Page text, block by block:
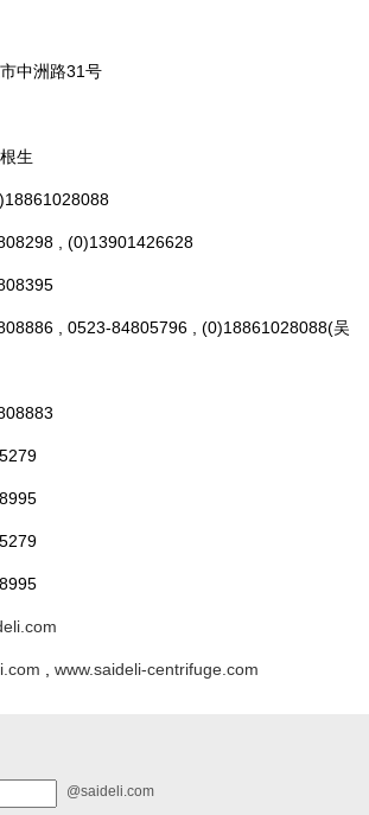
中洲路31号
生
, (0)13901426628
, 0523-84805796 , (0)18861028088(吴
,www.saideli-centrifuge.com
@saideli.com